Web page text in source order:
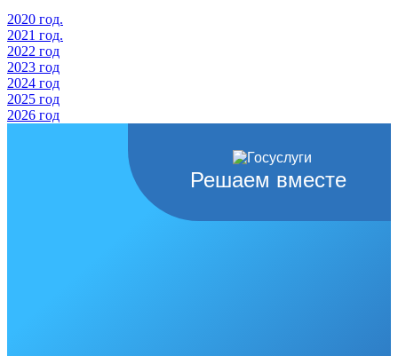
2020 год.
2021 год.
2022 год
2023 год
2024 год
2025 год
2026 год
Решаем вместе